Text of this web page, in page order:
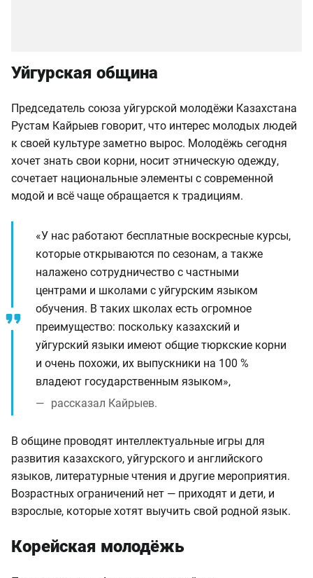
Уйгурская община
Председатель союза уйгурской молодёжи Казахстана
Рустам Кайрыев говорит, что интерес молодых людей
к своей культуре заметно вырос. Молодёжь сегодня
хочет знать свои корни, носит этническую одежду,
сочетает национальные элементы с современной
модой и всё чаще обращается к традициям.
«У нас работают бесплатные воскресные курсы,
которые открываются по сезонам, а также
налажено сотрудничество с частными
центрами и школами с уйгурским языком
обучения. В таких школах есть огромное
преимущество: поскольку казахский и
уйгурский языки имеют общие тюркские корни
и очень похожи, их выпускники на 100 %
владеют государственным языком»,
рассказал Кайрыев.
В общине проводят интеллектуальные игры для
развития казахского, уйгурского и английского
языков, литературные чтения и другие мероприятия.
Возрастных ограничений нет — приходят и дети, и
взрослые, которые хотят выучить свой родной язык.
Корейская молодёжь